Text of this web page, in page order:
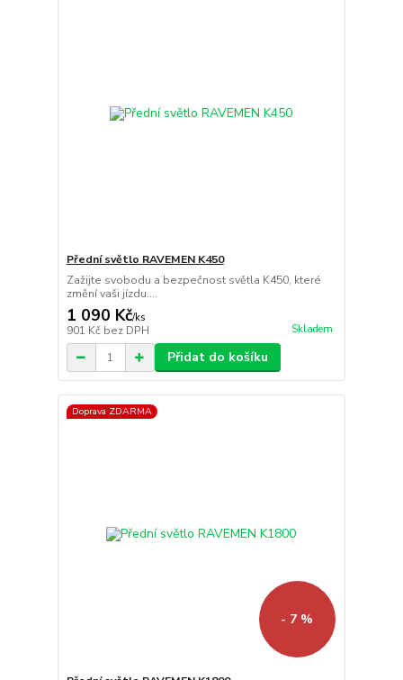
Přední světlo RAVEMEN K450
Zažijte svobodu a bezpečnost světla K450, které
změní vaši jízdu....
1 090 Kč/ks
901 Kč bez DPH Skladem
Přidat do košíku
Doprava ZDARMA
- 7 %